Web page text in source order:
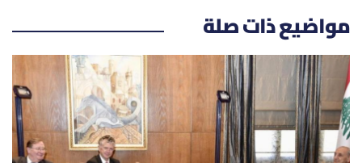
مواضيع ذات صلة